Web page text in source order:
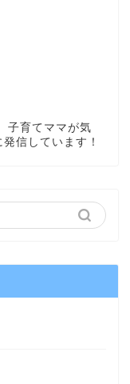
子育てママが気
信しています！